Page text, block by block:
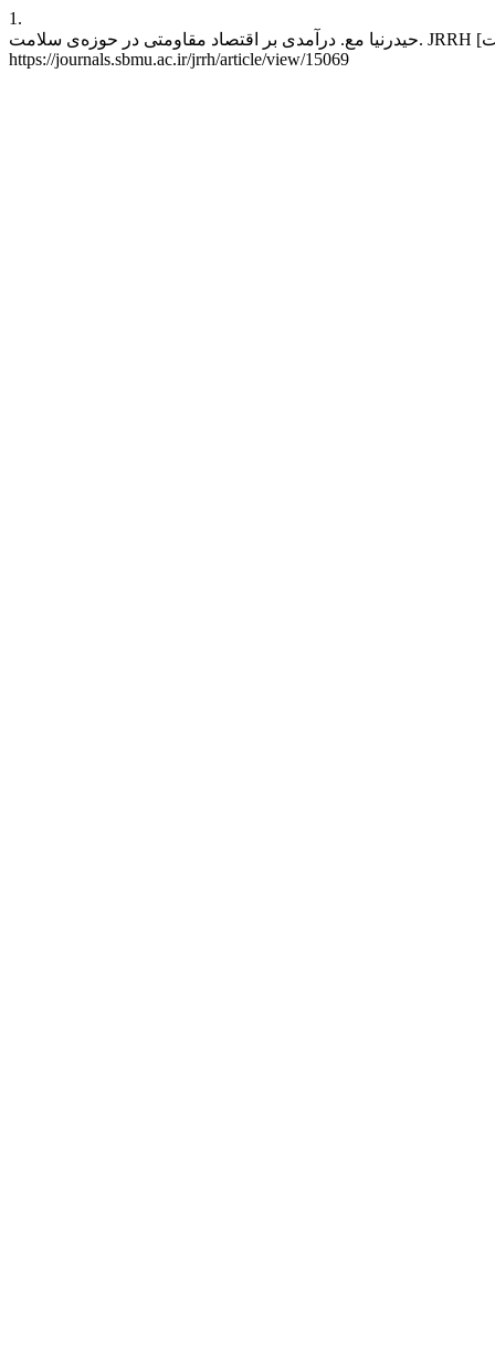
1.
حیدرنیا مع. درآمدی بر اقتصاد مقاومتی در حوزه‌ی سلامت. JRRH [اینترنت]. 18 سپتامبر 2017 [ارجاع شده 6 آگوست 2026];3(4):1-6. قابل دسترس در:
https://journals.sbmu.ac.ir/jrrh/article/view/15069